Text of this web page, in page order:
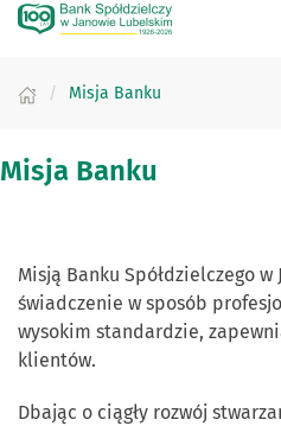
Misja Banku
Misja Banku
Misją Banku Spółdzielczego
świadczenie w sposób
wysokim standardzie,
klientów.
Dbając o ciągły rozwój